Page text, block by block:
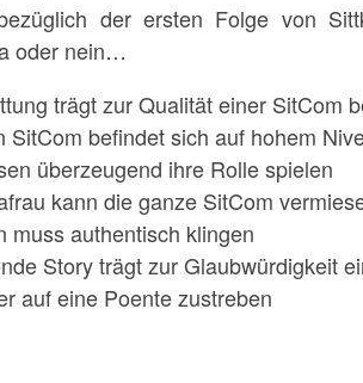
der ersten Folge von
oder nein…
trägt zur Qualität einer SitCom
SitCom befindet sich auf hohem
überzeugend ihre Rolle spielen
kann die ganze SitCom
muss authentisch klingen
Story trägt zur Glaubwürdigkeit
auf eine Poente zustreben